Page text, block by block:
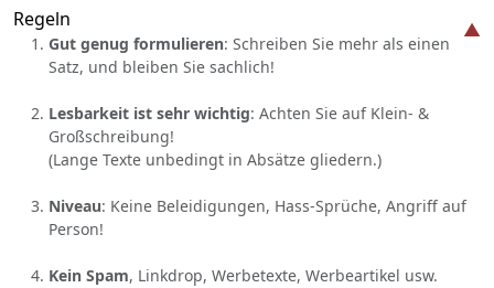
Regeln
Gut genug formulieren: Schreiben Sie mehr als einen
Satz, und bleiben Sie sachlich!
Lesbarkeit ist sehr wichtig: Achten Sie auf Klein- &
Großschreibung!
(Lange Texte unbedingt in Absätze gliedern.)
Niveau: Keine Beleidigungen, Hass-Sprüche, Angriff auf
Person!
Kein Spam, Linkdrop, Werbetexte, Werbeartikel usw.